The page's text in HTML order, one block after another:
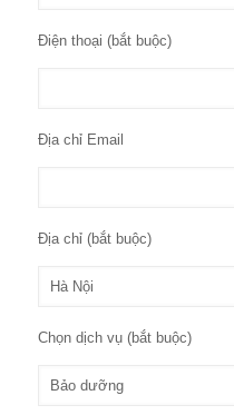
Điện thoại (bắt buộc)
Địa chỉ Email
Địa chỉ (bắt buộc)
Chọn dịch vụ (bắt buộc)